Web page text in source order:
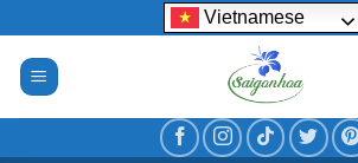
nội
dung
Vietnamese